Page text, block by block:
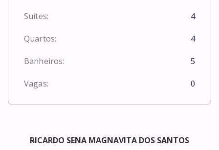
Suítes: 4
Quartos: 4
Banheiros: 5
Vagas: 0
RICARDO SENA MAGNAVITA DOS SANTOS